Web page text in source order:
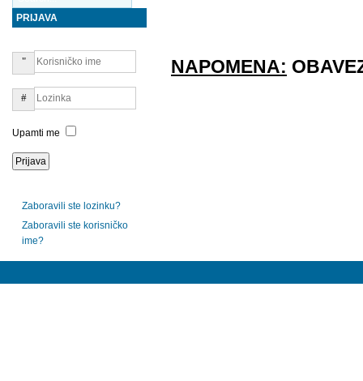
NAPOMENA:
PRIJAVA
Upamti me
Zaboravili ste lozinku?
Zaboravili ste korisničko
ime?